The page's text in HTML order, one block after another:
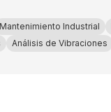
Mantenimiento Industrial
Análisis de Vibraciones